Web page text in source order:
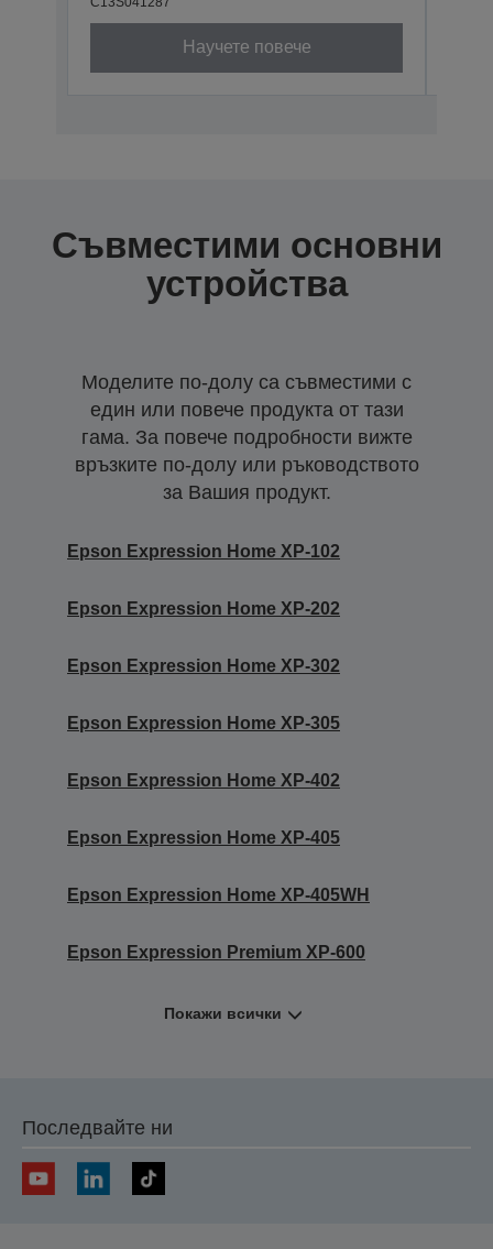
Научете повече
Съвместими основни
устройства
Моделите по-долу са съвместими с
един или повече продукта от тази
гама. За повече подробности вижте
връзките по-долу или ръководството
за Вашия продукт.
Epson Expression Home XP-102
Epson Expression Home XP-202
Epson Expression Home XP-302
Epson Expression Home XP-305
Epson Expression Home XP-402
Epson Expression Home XP-405
Epson Expression Home XP-405WH
Epson Expression Premium XP-600
Покажи всички
Последвайте ни